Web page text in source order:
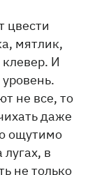
цвести
мятлик,
И
не все, то
даже
ощутимо
в
не только